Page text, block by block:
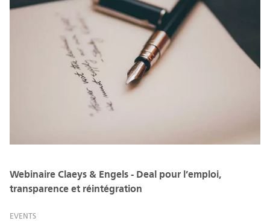
Webinaire Claeys & Engels - Deal pour l’emploi,
transparence et réintégration
EVENTS